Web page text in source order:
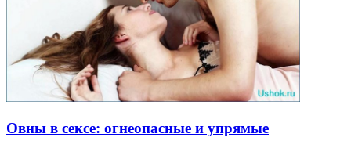
Овны в сексе: огнеопасные и упрямые